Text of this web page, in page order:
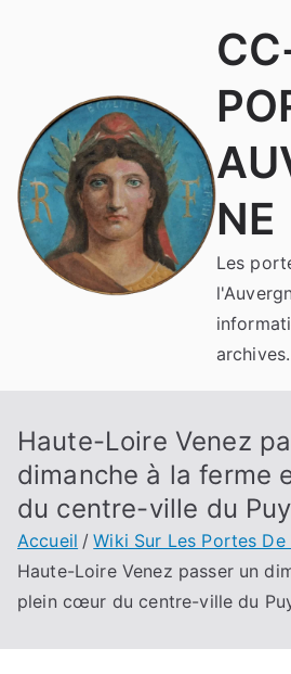
NE
Les
archives.
Haute-Loire Venez
dimanche à la ferme
du centre-ville du
Accueil
Wiki Sur Les Portes De
Haute-Loire Venez passer un
plein cœur du centre-ville du